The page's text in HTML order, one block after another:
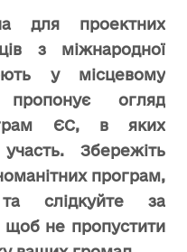
для проектних
з міжнародної
у місцевому
пропонує огляд
ЄС, в яких
Збережіть
програм,
слідкуйте за
щоб не пропустити